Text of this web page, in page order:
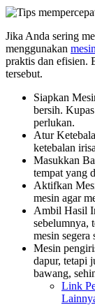
Jika Anda sering
menggunakan
praktis dan efisien.
tersebut.
Siapkan
bersih.
perlukan.
Atur
ketebalan
Masukkan
tempat yang
Aktifkan
mesin agar
Ambil Hasil
sebelumnya,
mesin segera
Mesin
dapur, tetapi
bawang,
Link